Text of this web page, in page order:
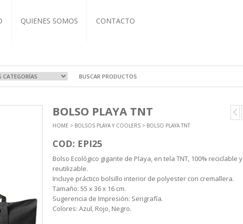
QUIENES SOMOS CONTACTO
Y VIAJE
Y TERMOS
ECO
BOLSO PLAYA TNT
HOME > BOLSOS PLAYA Y COOLERS> BOLSO PLAYA TNT
COD: EPI25
Bolso Ecológico gigante de Playa, en tela TNT, 100% reciclable y
reutilizable.
Incluye práctico bolsillo interior de polyester con cremallera.
Tamaño: 55 x 36 x 16 cm.
Sugerencia de Impresión: Serigrafía.
Colores: Azul, Rojo, Negro.